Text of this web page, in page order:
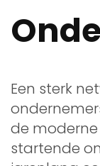
Een sterk
de moderne
startende